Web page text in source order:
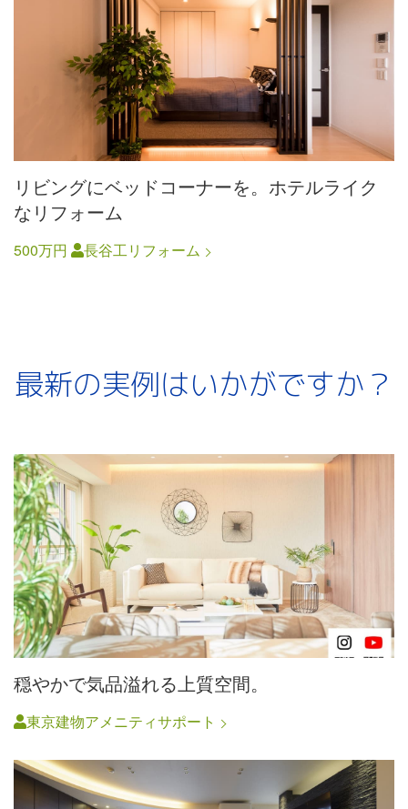
リビングにベッドコーナーを。ホテルライク
なリフォーム
500万円 長谷工リフォーム
最新の実例はいかがですか？
穏やかで気品溢れる上質空間。
東京建物アメニティサポート